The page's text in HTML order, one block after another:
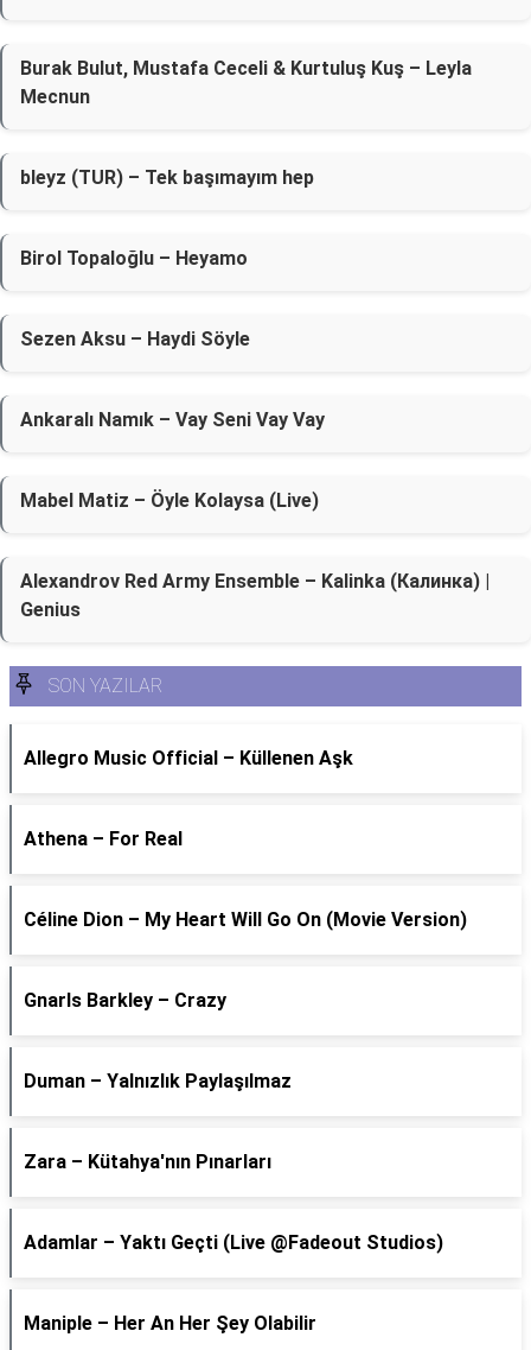
Burak Bulut, Mustafa Ceceli & Kurtuluş Kuş – Leyla
Mecnun
bleyz (TUR) – Tek başımayım hep
Birol Topaloğlu – Heyamo
Sezen Aksu – Haydi Söyle
Ankaralı Namık – Vay Seni Vay Vay
Mabel Matiz – Öyle Kolaysa (Live)
Alexandrov Red Army Ensemble – Kalinka (Калинка) |
Genius
SON YAZILAR
Allegro Music Official – Küllenen Aşk
Athena – For Real
Céline Dion – My Heart Will Go On (Movie Version)
Gnarls Barkley – Crazy
Duman – Yalnızlık Paylaşılmaz
Zara – Kütahya'nın Pınarları
Adamlar – Yaktı Geçti (Live @Fadeout Studios)
Maniple – Her An Her Şey Olabilir